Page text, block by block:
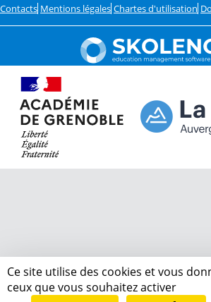
Contacts Mentions légales Chartes d'utilisation
Ce site utilise des cookies et vous
ceux que vous souhaitez activer